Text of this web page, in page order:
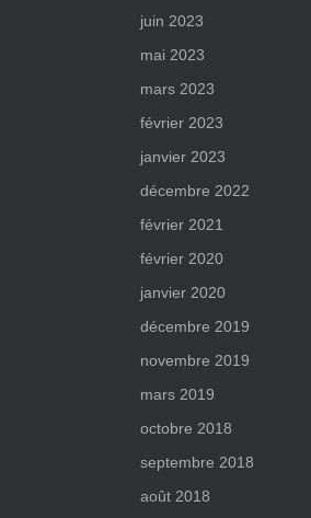
juin 2023
mai 2023
mars 2023
février 2023
janvier 2023
décembre 2022
février 2021
février 2020
janvier 2020
décembre 2019
novembre 2019
mars 2019
octobre 2018
septembre 2018
août 2018